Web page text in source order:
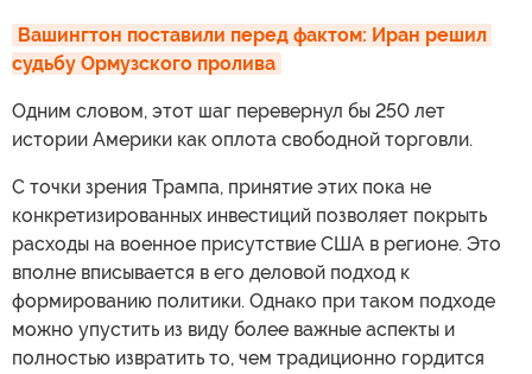
Вашингтон поставили перед фактом: Иран решил
судьбу Ормузского пролива
Одним словом, этот шаг перевернул бы 250 лет
истории Америки как оплота свободной торговли.
С точки зрения Трампа, принятие этих пока не
конкретизированных инвестиций позволяет покрыть
расходы на военное присутствие США в регионе. Это
вполне вписывается в его деловой подход к
формированию политики. Однако при таком подходе
можно упустить из виду более важные аспекты и
полностью извратить то, чем традиционно гордится